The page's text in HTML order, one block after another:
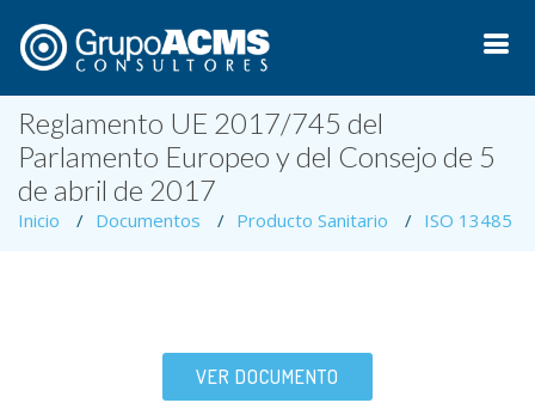
Reglamento UE 2017/745 del
Parlamento Europeo y del Consejo de 5
de abril de 2017
Inicio Documentos Producto Sanitario ISO 13485
VER DOCUMENTO